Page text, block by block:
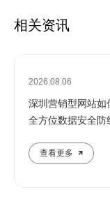
相关资讯
2026.08.06
深圳营销型网站如
全方位数据安全防
查看更多